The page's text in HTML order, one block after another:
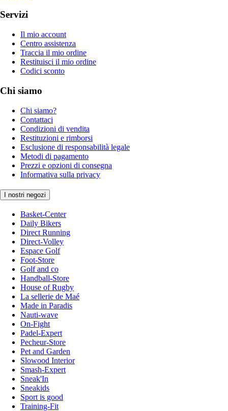
Servizi
Il mio account
Centro assistenza
Traccia il mio ordine
Restituisci il mio ordine
Codici sconto
Chi siamo
Chi siamo?
Contattaci
Condizioni di vendita
Restituzioni e rimborsi
Esclusione di responsabilità legale
Metodi di pagamento
Prezzi e opzioni di consegna
Informativa sulla privacy
I nostri negozi
Basket-Center
Daily Bikers
Direct Running
Direct-Volley
Espace Golf
Foot-Store
Golf and co
Handball-Store
House of Rugby
La sellerie de Maé
Made in Paradis
Nauti-wave
On-Fight
Padel-Expert
Pecheur-Store
Pet and Garden
Slowood Interior
Smash-Expert
Sneak'In
Sneakids
Sport is good
Training-Fit